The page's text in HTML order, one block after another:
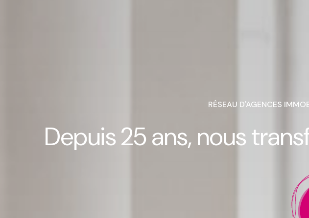
RÉSEAU D'AGENCES
Depuis 25 ans, nous